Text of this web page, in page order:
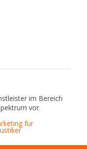
im Bereich
vor.
für